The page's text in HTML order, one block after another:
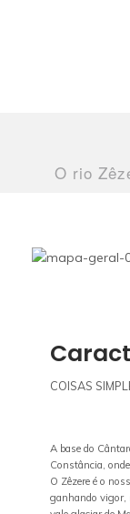
INSTALAÇÕES
REPORTAGENS
A TERRA E AS
O rio
COISAS
A base do
Constância,
O Zêzere é o
ganhando vigor,